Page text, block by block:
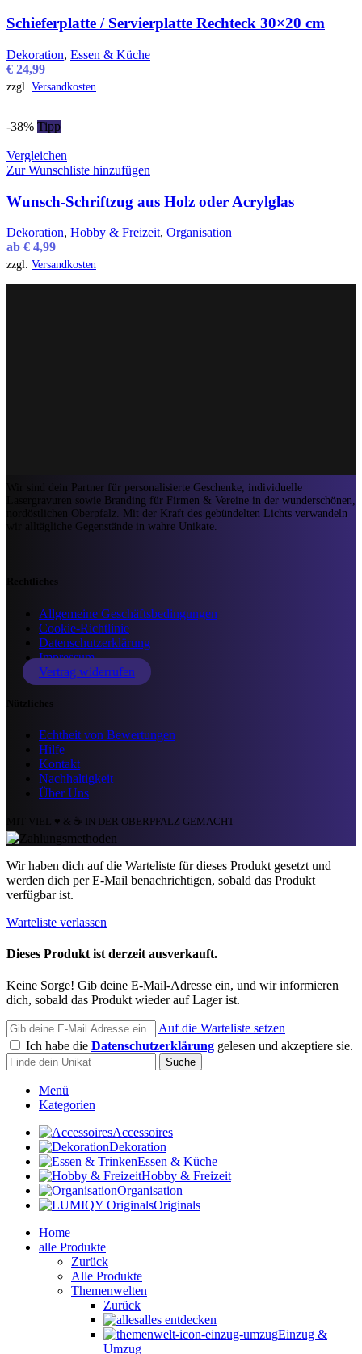
Schieferplatte / Servierplatte Rechteck 30×20 cm
Dekoration, Essen & Küche
€ 24,99
zzgl. Versandkosten
-38% Tipp
Vergleichen
Zur Wunschliste hinzufügen
Wunsch-Schriftzug aus Holz oder Acrylglas
Dekoration, Hobby & Freizeit, Organisation
ab € 4,99
zzgl. Versandkosten
Wir sind dein Partner für personalisierte Geschenke, individuelle
Lasergravuren sowie Branding für Firmen & Vereine in der wunderschönen,
nordöstlichen Oberpfalz. Mit der Kraft des gebündelten Lichts verwandeln
wir alltägliche Gegenstände in wahre Unikate.
Rechtliches
Allgemeine Geschäftsbedingungen
Cookie-Richtlinie
Datenschutzerklärung
Impressum
Vertrag widerrufen
Nützliches
Echtheit von Bewertungen
Hilfe
Kontakt
Nachhaltigkeit
Über Uns
MIT VIEL ♥️ & ☕ IN DER OBERPFALZ GEMACHT
Wir haben dich auf die Warteliste für dieses Produkt gesetzt und
werden dich per E-Mail benachrichtigen, sobald das Produkt
verfügbar ist.
Warteliste verlassen
Dieses Produkt ist derzeit ausverkauft.
Keine Sorge! Gib deine E-Mail-Adresse ein, und wir informieren
dich, sobald das Produkt wieder auf Lager ist.
Auf die Warteliste setzen
Ich habe die Datenschutzerklärung gelesen und akzeptiere sie.
Suche
Menü
Kategorien
Accessoires
Dekoration
Essen & Küche
Hobby & Freizeit
Organisation
Originals
Home
alle Produkte
Zurück
Alle Produkte
Themenwelten
Zurück
alles entdecken
Einzug &
Umzug